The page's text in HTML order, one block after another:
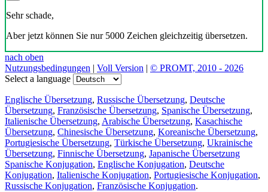
Sehr schade,
Aber jetzt können Sie nur 5000 Zeichen gleichzeitig übersetzen.
nach oben
Nutzungsbedingungen | Voll Version | © PROMT, 2010 - 2026
Select a language
Englische Übersetzung, Russische Übersetzung, Deutsche
Übersetzung, Französische Übersetzung, Spanische Übersetzung,
Italienische Übersetzung, Arabische Übersetzung, Kasachische
Übersetzung, Chinesische Übersetzung, Koreanische Übersetzung,
Portugiesische Übersetzung, Türkische Übersetzung, Ukrainische
Übersetzung, Finnische Übersetzung, Japanische Übersetzung
Spanische Konjugation, Englische Konjugation, Deutsche
Konjugation, Italienische Konjugation, Portugiesische Konjugation,
Russische Konjugation, Französische Konjugation.